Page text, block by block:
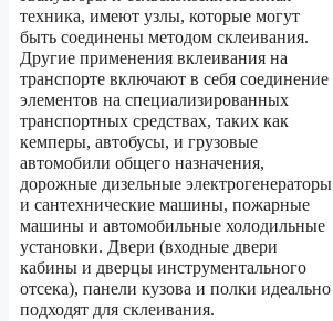
техника, имеют узлы, которые могут
быть соединены методом склеивания.
Другие применения вклеивания на
транспорте включают в себя соединение
элементов на специализированных
транспортных средствах, таких как
кемперы, автобусы, и грузовые
автомобили общего назначения,
дорожные дизельные электрогенераторы
и сантехнические машины, пожарные
машины и автомобильные холодильные
установки. Двери (входные двери
кабины и дверцы инструментального
отсека), панели кузова и полки идеально
подходят для склеивания.